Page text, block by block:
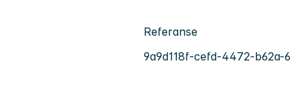
Referanse
9a9d118f-cefd-4472-b62a-